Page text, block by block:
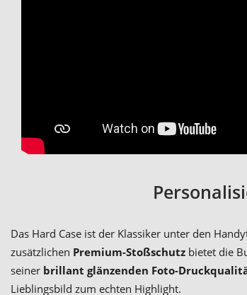
Das Hard Case ist der Klassiker unter den
zusätzlichen Premium-Stoßschutz bietet die
seiner brillant glänzenden Foto-
Lieblingsbild zum echten Highlight.